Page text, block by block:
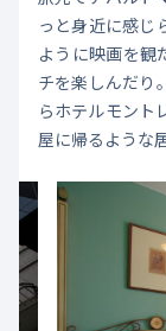
っと身近に感じ
ように映画を観
チを楽しんだり
らホテルモント
屋に帰るような